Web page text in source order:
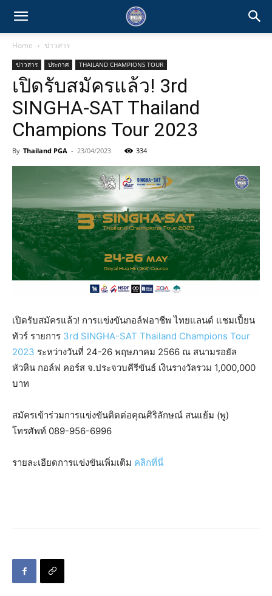
Home ข่าวสาร
ข่าวสาร ประกาศ THAILAND CHAMPIONS TOUR
เปิดรับสมัครแล้ว! 3rd
SINGHA-SAT Thailand
Champions Tour 2023
By Thailand PGA - 23/04/2023 334
เปิดรับสมัครแล้ว! การแข่งขันกอล์ฟอาชีพ ไทยแลนด์ แชมเปี้ยน
ทัวร์ รายการ 3rd SINGHA-SAT Thailand Champions Tour
2023 ระหว่างวันที่ 24-26 พฤษภาคม 2566 ณ สนามรอยัล
หัวหิน กอล์ฟ คอร์ส จ.ประจวบคีรีขันธ์ เงินรางวัลรวม 1,000,000
บาท
สมัครเข้าร่วมการแข่งขันติดต่อคุณศิริลักษณ์ สนแย้ม (พู)
โทรศัพท์ 089-956-6996
รายละเอียดการแข่งขันเพิ่มเติม คลิกที่นี่